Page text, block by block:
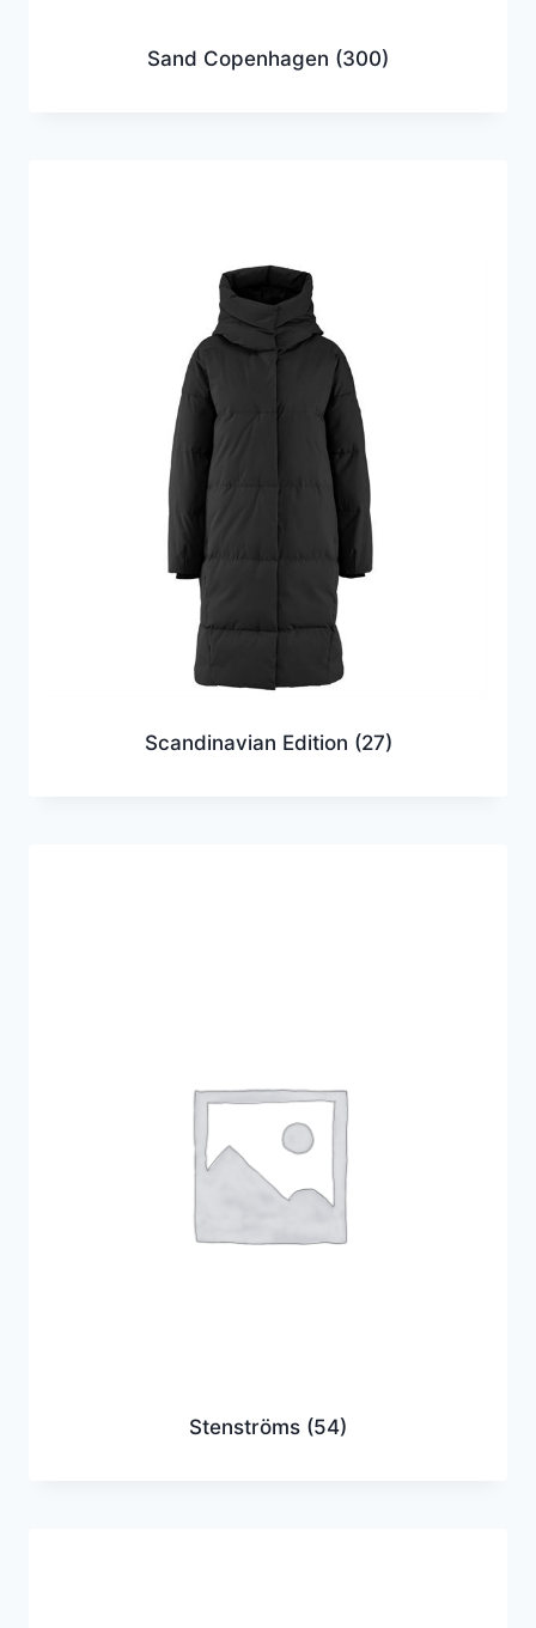
Sand Copenhagen (300)
Scandinavian Edition (27)
Stenströms (54)